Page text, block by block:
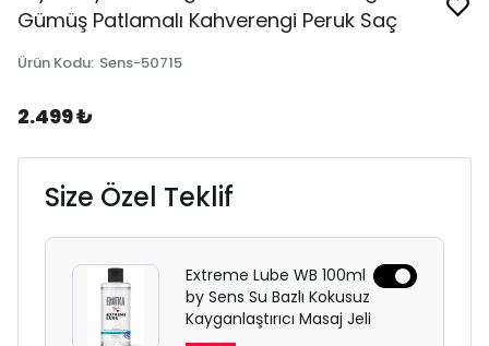
Gümüş Patlamalı Kahverengi Peruk Saç
Ürün Kodu: Sens-50715
2.499 ₺
Size Özel Teklif
Extreme Lube WB 100ml
by Sens Su Bazlı Kokusuz
Kayganlaştırıcı Masaj Jeli